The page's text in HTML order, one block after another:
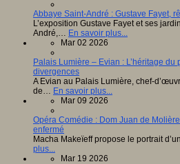
Abbaye Saint-André : Gustave Fayet,
L’exposition Gustave Fayet et ses
André,… En savoir plus...
Mar 02 2026
Palais Lumière – Evian : L’héritage
divergences
A Evian au Palais Lumière, chef-
de… En savoir plus...
Mar 09 2026
Opéra Comédie : Dom Juan de
enfermé
Macha Makeïeff propose le portrait
plus...
Mar 19 2026